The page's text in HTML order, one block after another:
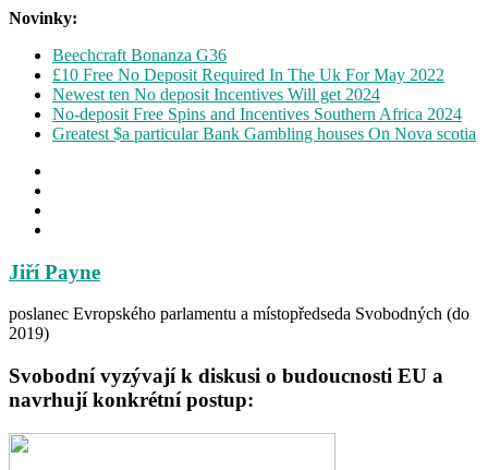
Novinky:
Beechcraft Bonanza G36
£10 Free No Deposit Required In The Uk For May 2022
Newest ten No deposit Incentives Will get 2024
No-deposit Free Spins and Incentives Southern Africa 2024
Greatest $a particular Bank Gambling houses On Nova scotia
Jiří Payne
poslanec Evropského parlamentu a místopředseda Svobodných (do
2019)
Svobodní vyzývají k diskusi o budoucnosti EU a
navrhují konkrétní postup: